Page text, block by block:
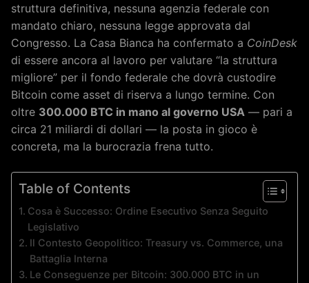
struttura definitiva, nessuna agenzia federale con
mandato chiaro, nessuna legge approvata dal
Congresso. La Casa Bianca ha confermato a CoinDesk
di essere ancora al lavoro per valutare “la struttura
migliore” per il fondo federale che dovrà custodire
Bitcoin come asset di riserva a lungo termine. Con
oltre 300.000 BTC in mano al governo USA — pari a
circa 21 miliardi di dollari — la posta in gioco è
concreta, ma la burocrazia frena tutto.
Table of Contents
Cosa è Successo: Ordine Esecutivo Senza Seguito
Legislativo
Il Contesto Geopolitico: Treasury vs. Commerce, una
Battaglia Interna
Le Conseguenze per Bitcoin: 300.000 BTC in un